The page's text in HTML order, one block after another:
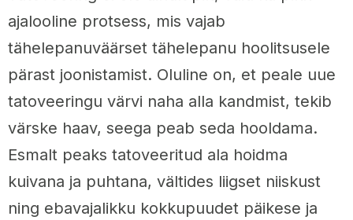
ajalooline protsess, mis vajab
tähelepanuväärset tähelepanu hoolitsusele
pärast joonistamist. Oluline on, et peale uue
tatoveeringu värvi naha alla kandmist, tekib
värske haav, seega peab seda hooldama.
Esmalt peaks tatoveeritud ala hoidma
kuivana ja puhtana, vältides liigset niiskust
ning ebavajalikku kokkupuudet päikese ja